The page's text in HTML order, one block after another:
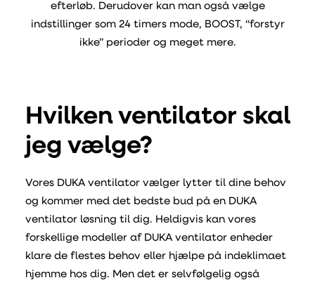
efterløb. Derudover kan man også vælge
indstillinger som 24 timers mode, BOOST, “forstyr
ikke” perioder og meget mere.
Hvilken ventilator skal
jeg vælge?
Vores DUKA ventilator vælger lytter til dine behov
og kommer med det bedste bud på en DUKA
ventilator løsning til dig. Heldigvis kan vores
forskellige modeller af DUKA ventilator enheder
klare de flestes behov eller hjælpe på indeklimaet
hjemme hos dig. Men det er selvfølgelig også